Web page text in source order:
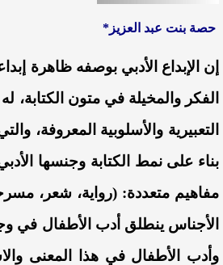
حصة بنت عبد العزيز*
إن الإبداع الأدبي بوصفه ظاهرة
الفكر والمخيلة في متون الكتابة، له
التعبيرية والأسلوبية المعروفة،
بناء على نمط الكتابة وجنسها
مفاهيم متعددة: (رواية، شعر،
الأجناس ينطلق أدب الأطفال في
وأدب الأطفال في هذا المعنى